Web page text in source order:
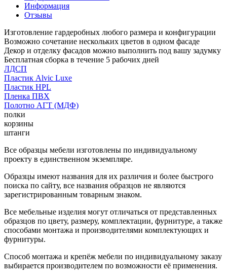
Информация
Отзывы
Изготовление гардеробных любого размера и конфигурации
Возможно сочетание нескольких цветов в одном фасаде
Декор и отделку фасадов можно выполнить под вашу задумку
Бесплатная сборка в течение 5 рабочих дней
ЛДСП
Пластик Alvic Luxe
Пластик HPL
Пленка ПВХ
Полотно АГТ (МДФ)
полки
корзины
штанги
Все образцы мебели изготовлены по индивидуальному
проекту в единственном экземпляре.
Образцы имеют названия для их различия и более быстрого
поиска по сайту, все названия образцов не являются
зарегистрированным товарным знаком.
Все мебельные изделия могут отличаться от представленных
образцов по цвету, размеру, комплектации, фурнитуре, а также
способами монтажа и производителями комплектующих и
фурнитуры.
Способ монтажа и крепёж мебели по индивидуальному заказу
выбирается производителем по возможности её применения.